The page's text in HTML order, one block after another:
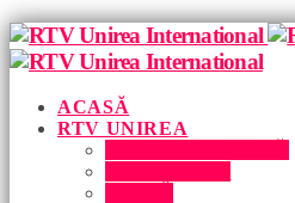
ACASĂ
RTV UNIREA